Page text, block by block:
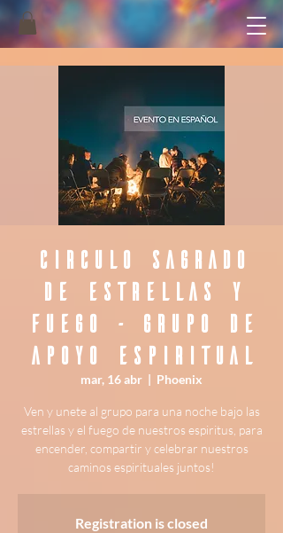
Circulo Sagrado
De Estrellas y
Fuego - Grupo de
Apoyo Espiritual
mar, 16 abr
  |
Phoenix
Ven y unete al grupo para una noche bajo las
estrellas y el fuego de nuestros espiritus, para
encender, compartir y celebrar nuestros
Registration is closed